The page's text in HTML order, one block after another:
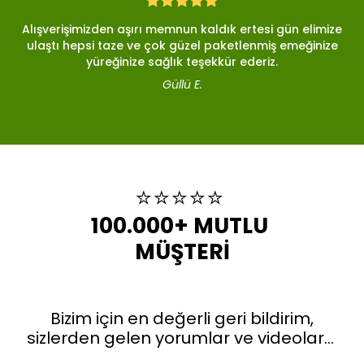
Alışverişimizden aşırı memnun kaldık ertesi gün elimize
ulaştı hepsi taze ve çok güzel paketlenmiş emeğinize
yüreğinize sağlık teşekkür ederiz.
Güllü E.
⭐️⭐️⭐️⭐️⭐️
100.000+ MUTLU
MÜŞTERİ
Bizim için en değerli geri bildirim,
sizlerden gelen yorumlar ve videolar…